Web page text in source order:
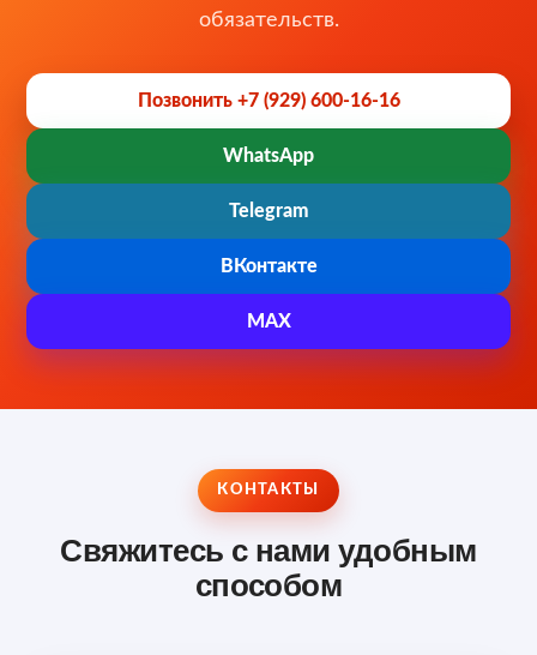
обязательств.
Позвонить +7 (929) 600-16-16
WhatsApp
Telegram
ВКонтакте
MAX
КОНТАКТЫ
Свяжитесь с нами удобным
способом